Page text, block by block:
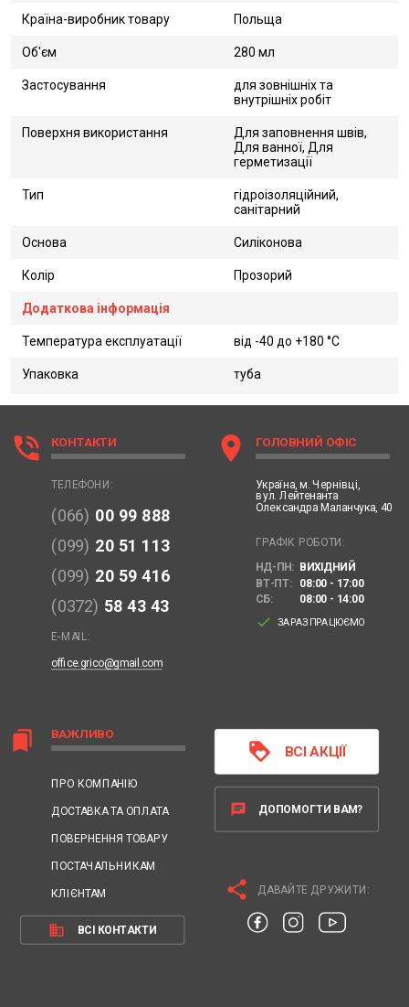
Країна-виробник товару Польща
Об'єм 280 мл
Застосування
для зовнішніх та
внутрішніх робіт
Поверхня використання
Для заповнення швів,
Для ванної, Для
герметизації
Тип
гідроізоляційний,
санітарний
Основа Силіконова
Колір Прозорий
Додаткова інформація
Температура експлуатації від -40 до +180 °C
Упаковка туба
bookmarks ВАЖЛИВО
ПРО КОМПАНІЮ
ДОСТАВКА ТА ОПЛАТА
ПОВЕРНЕННЯ ТОВАРУ
ПОСТАЧАЛЬНИКАМ
КЛІЄНТАМ
business ВСІ КОНТАКТИ
phone_in_talk КОНТАКТИ
ТЕЛЕФОНИ:
(066) 00 99 888
(099) 20 51 113
(099) 20 59 416
(0372) 58 43 43
E-MAIL:
office.grico@gmail.com
location_on ГОЛОВНИЙ ОФІС
Україна, м. Чернівці,
вул. Лейтенанта
Олександра Маланчука, 40
ГРАФІК РОБОТИ:
НД-ПН: ВИХІДНИЙ
ВТ-ПТ:
08:00 - 17:00
СБ:
08:00 - 14:00
done ЗАРАЗ ПРАЦЮЄМО
loyalty ВСІ АКЦІЇ
chat ДОПОМОГТИ ВАМ?
share ДАВАЙТЕ ДРУЖИТИ: